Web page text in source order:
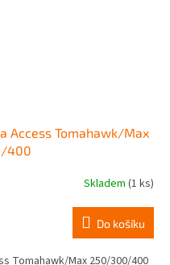
Access Tomahawk/Max
400
Skladem (1 ks)
Do košíku
Tomahawk/Max 250/300/400